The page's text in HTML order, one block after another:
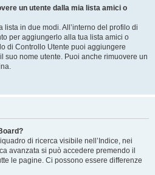
un utente dalla mia lista amici o
in due modi. All’interno del profilo di
per aggiungerlo alla tua lista amici o
di Controllo Utente puoi aggiungere
suo nome utente. Puoi anche rimuovere un
di ricerca visibile nell’Indice, nei
avanzata si può accedere premendo il
le pagine. Ci possono essere differenze